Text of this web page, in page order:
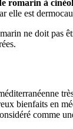
romarin à
elle est
ne doit pas
bienfaits en
comme